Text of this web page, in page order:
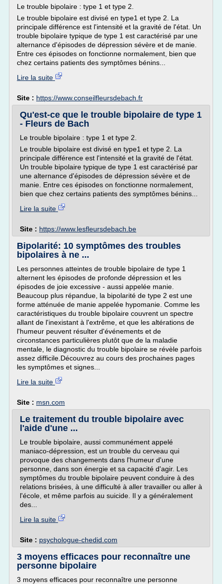
Le trouble bipolaire : type 1 et type 2.
Le trouble bipolaire est divisé en type1 et type 2. La
principale différence est l'intensité et la gravité de l'état. Un
trouble bipolaire typique de type 1 est caractérisé par une
alternance d'épisodes de dépression sévère et de manie.
Entre ces épisodes on fonctionne normalement, bien que
chez certains patients des symptômes bénins...
Lire la suite
Site : https://www.conseilfleursdebach.fr
Qu'est-ce que le trouble bipolaire de type 1
- Fleurs de Bach
Le trouble bipolaire : type 1 et type 2.
Le trouble bipolaire est divisé en type1 et type 2. La
principale différence est l'intensité et la gravité de l'état.
Un trouble bipolaire typique de type 1 est caractérisé par
une alternance d'épisodes de dépression sévère et de
manie. Entre ces épisodes on fonctionne normalement,
bien que chez certains patients des symptômes bénins...
Lire la suite
Site : https://www.lesfleursdebach.be
Bipolarité: 10 symptômes des troubles
bipolaires à ne ...
Les personnes atteintes de trouble bipolaire de type 1
alternent les épisodes de profonde dépression et les
épisodes de joie excessive - aussi appelée manie.
Beaucoup plus répandue, la bipolarité de type 2 est une
forme atténuée de manie appelée hypomanie. Comme les
caractéristiques du trouble bipolaire couvrent un spectre
allant de l'inexistant à l'extrême, et que les altérations de
l'humeur peuvent résulter d'événements et de
circonstances particulières plutôt que de la maladie
mentale, le diagnostic du trouble bipolaire se révèle parfois
assez difficile.Découvrez au cours des prochaines pages
les symptômes et signes...
Lire la suite
Site : msn.com
Le traitement du trouble bipolaire avec
l'aide d'une ...
Le trouble bipolaire, aussi communément appelé
maniaco-dépression, est un trouble du cerveau qui
provoque des changements dans l'humeur d'une
personne, dans son énergie et sa capacité d'agir. Les
symptômes du trouble bipolaire peuvent conduire à des
relations brisées, à une difficulté à aller travailler ou aller à
l'école, et même parfois au suicide. Il y a généralement
des...
Lire la suite
Site : psychologue-chedid.com
3 moyens efficaces pour reconnaître une
personne bipolaire
3 moyens efficaces pour reconnaître une personne